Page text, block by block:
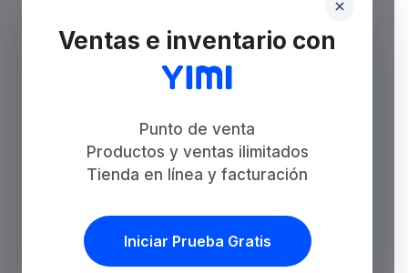
Ventas e inventario con
Punto de venta
Productos y ventas ilimitados
Tienda en línea y facturación
Iniciar Prueba Gratis